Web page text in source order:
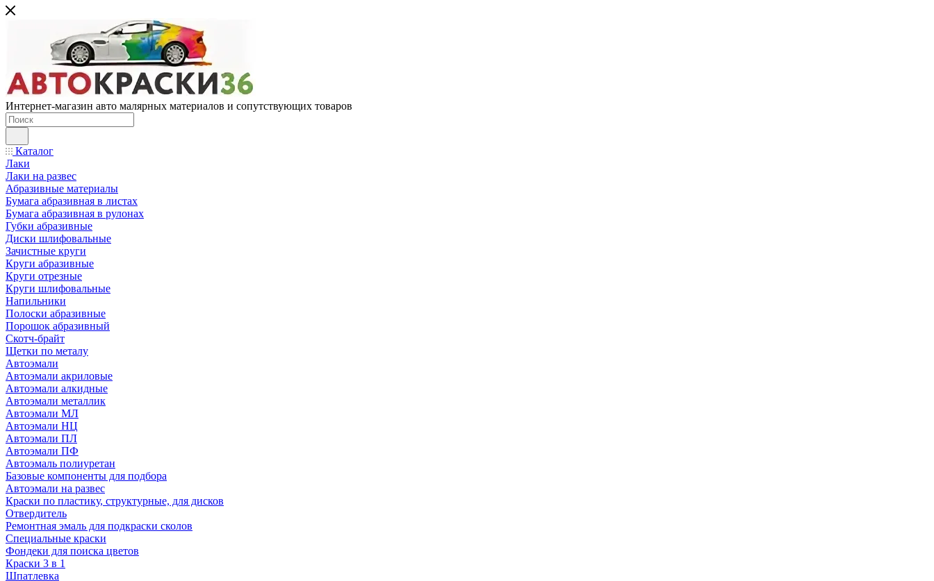
Интернет-магазин авто малярных материалов и сопутствующих товаров
Каталог
Лаки
Лаки на развес
Абразивные материалы
Бумага абразивная в листах
Бумага абразивная в рулонах
Губки абразивные
Диски шлифовальные
Зачистные круги
Круги абразивные
Круги отрезные
Круги шлифовальные
Напильники
Полоски абразивные
Порошок абразивный
Скотч-брайт
Щетки по металу
Автоэмали
Автоэмали акриловые
Автоэмали алкидные
Автоэмали металлик
Автоэмали МЛ
Автоэмали НЦ
Автоэмали ПЛ
Автоэмали ПФ
Автоэмаль полиуретан
Базовые компоненты для подбора
Автоэмали на развес
Краски по пластику, структурные, для дисков
Отвердитель
Ремонтная эмаль для подкраски сколов
Специальные краски
Фондеки для поиска цветов
Краски 3 в 1
Шпатлевка